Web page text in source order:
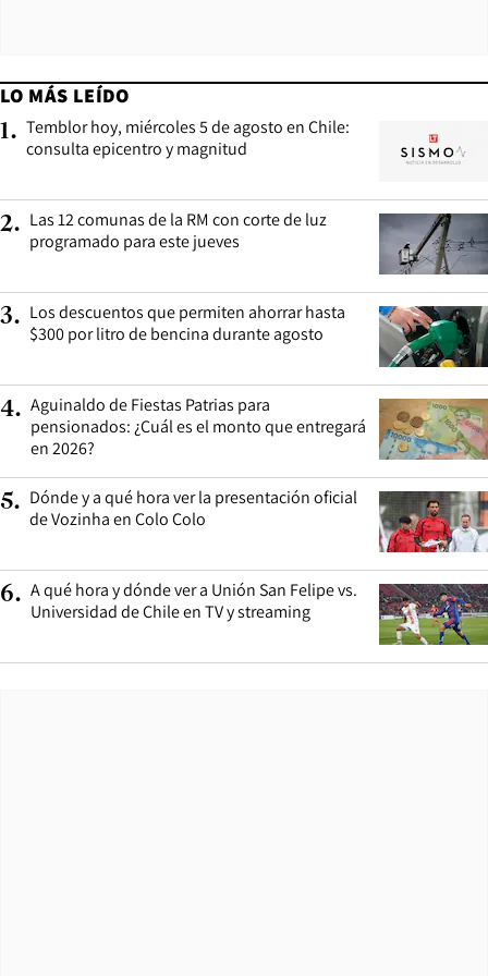
LO MÁS LEÍDO
1. Temblor hoy, miércoles 5 de agosto en Chile:
consulta epicentro y magnitud
2. Las 12 comunas de la RM con corte de luz
programado para este jueves
3. Los descuentos que permiten ahorrar hasta
$300 por litro de bencina durante agosto
4. Aguinaldo de Fiestas Patrias para
pensionados: ¿Cuál es el monto que entregará
en 2026?
5. Dónde y a qué hora ver la presentación oficial
de Vozinha en Colo Colo
6. A qué hora y dónde ver a Unión San Felipe vs.
Universidad de Chile en TV y streaming